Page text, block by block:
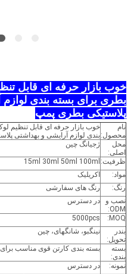
خوب بازار حرفه ای قابل
بطری برای بسته بندی
پلاستیکی بطری پمپ
نام
محصول:
خوب بازار حرفه ای قابل تنظیم
بندی لوازم آرایشی و بهداشتی
محل
اصلی:
ژجیانگ چین
ظرفیت: 15ml 30ml 50ml 100ml
مواد:
اکریلیک
رنگ:
رنگ های سفارشی
نصب و
ODM:
در دسترس
MOQ:
5000pcs
بندر
تحویل:
نینگبو، شانگهای، چین
بسته
بندی:
بسته بندی کارتن قوی مناسب
نمونه:
در دسترس